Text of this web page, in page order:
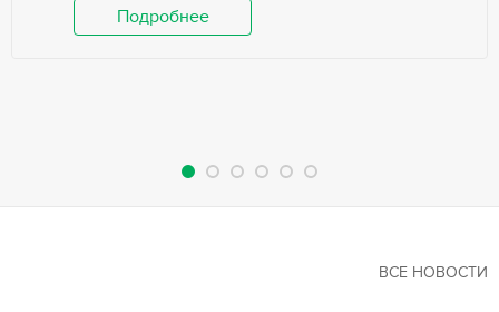
Подробнее
ВСЕ НОВОСТИ